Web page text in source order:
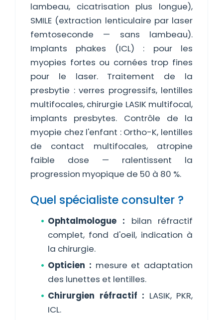
lambeau, cicatrisation plus longue),
SMILE (extraction lenticulaire par laser
femtoseconde — sans lambeau).
Implants phakes (ICL) : pour les
myopies fortes ou cornées trop fines
pour le laser. Traitement de la
presbytie : verres progressifs, lentilles
multifocales, chirurgie LASIK multifocal,
implants presbytes. Contrôle de la
myopie chez l'enfant : Ortho-K, lentilles
de contact multifocales, atropine
faible dose — ralentissent la
progression myopique de 50 à 80 %.
Quel spécialiste consulter ?
Ophtalmologue : bilan réfractif
complet, fond d'oeil, indication à
la chirurgie.
Opticien : mesure et adaptation
des lunettes et lentilles.
Chirurgien réfractif : LASIK, PKR,
ICL.